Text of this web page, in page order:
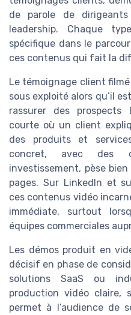
de parole de
leadership. Chaque
spécifique dans le
ces contenus qui fait la
Le témoignage client
sous exploité alors qu’il
rassurer des prospects
courte où un client
des produits et
concret, avec des
investissement, pèse
pages. Sur LinkedIn et
ces contenus vidéo
immédiate, surtout
équipes commerciales
Les démos produit en
décisif en phase de
solutions SaaS ou
production vidéo claire,
permet à l’audience de